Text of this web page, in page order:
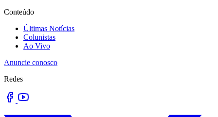
Conteúdo
Últimas Notícias
Colunistas
Ao Vivo
Anuncie conosco
Redes